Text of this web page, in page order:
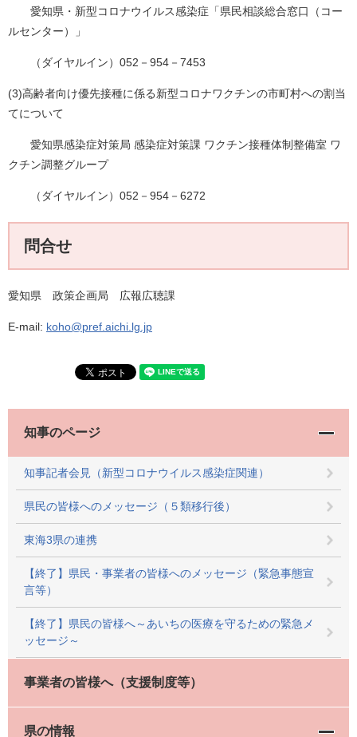
愛知県・新型コロナウイルス感染症「県民相談総合窓口（コー
ルセンター）」
（ダイヤルイン）052－954－7453
(3)高齢者向け優先接種に係る新型コロナワクチンの市町村への割当
てについて
愛知県感染症対策局 感染症対策課 ワクチン接種体制整備室 ワ
クチン調整グループ
（ダイヤルイン）052－954－6272
問合せ
愛知県 政策企画局 広報広聴課
E-mail: koho@pref.aichi.lg.jp
知事のページ
知事記者会見（新型コロナウイルス感染症関連）
県民の皆様へのメッセージ（５類移行後）
東海3県の連携
【終了】県民・事業者の皆様へのメッセージ（緊急事態宣
言等）
【終了】県民の皆様へ～あいちの医療を守るための緊急メ
ッセージ～
事業者の皆様へ（支援制度等）
県の情報